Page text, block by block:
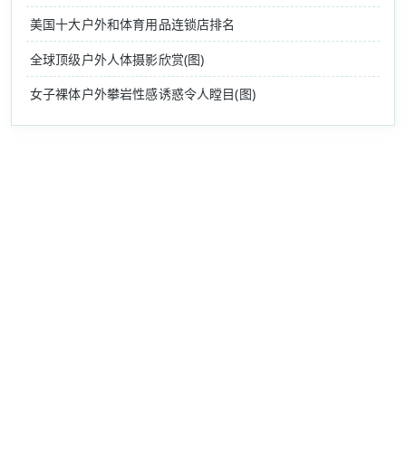
美国十大户外和体育用品连锁店排名
全球顶级户外人体摄影欣赏(图)
女子裸体户外攀岩性感诱惑令人瞠目(图)